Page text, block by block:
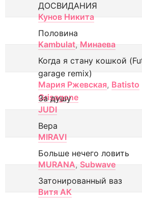
ДОСВИДАНИЯ
Кунов Никита
Половина
Kambulat, Минаева
Когда я стану кошкой
garage remix)
Мария Ржевская, Batisto
Grisagone
За душу
JUDI
Вера
MIRAVI
Больше нечего ловить
MURANA, Subwave
Затонированный ваз
Витя АК